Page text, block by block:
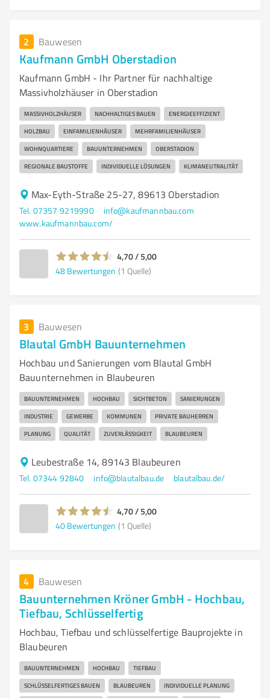
2 Bauwesen
Kaufmann GmbH Oberstadion
Kaufmann GmbH - Ihr Partner für nachhaltige
Massivholzhäuser in Oberstadion
MASSIVHOLZHÄUSER NACHHALTIGES BAUEN ENERGIEEFFIZIENT
HOLZBAU EINFAMILIENHÄUSER MEHRFAMILIENHÄUSER
WOHNQUARTIERE BAUUNTERNEHMEN OBERSTADION
REGIONALE BAUSTOFFE INDIVIDUELLE LÖSUNGEN KLIMANEUTRALITÄT
Max-Eyth-Straße 25-27, 89613 Oberstadion
Tel. 07357 9219990
info@kaufmannbau.com
www.kaufmannbau.com/
4,70 / 5,00
48 Bewertungen (1 Quelle)
3 Bauwesen
Blautal GmbH Bauunternehmen
Hochbau und Sanierungen vom Blautal GmbH
Bauunternehmen in Blaubeuren
BAUUNTERNEHMEN HOCHBAU SICHTBETON SANIERUNGEN
INDUSTRIE GEWERBE KOMMUNEN PRIVATE BAUHERREN
PLANUNG QUALITÄT ZUVERLÄSSIGKEIT BLAUBEUREN
Leubestraße 14, 89143 Blaubeuren
Tel. 07344 92840 info@blautalbau.de blautalbau.de/
4,70 / 5,00
40 Bewertungen (1 Quelle)
4 Bauwesen
Bauunternehmen Kröner GmbH - Hochbau,
Tiefbau, Schlüsselfertig
Hochbau, Tiefbau und schlüsselfertige Bauprojekte in
Blaubeuren
BAUUNTERNEHMEN HOCHBAU TIEFBAU
SCHLÜSSELFERTIGES BAUEN BLAUBEUREN INDIVIDUELLE PLANUNG